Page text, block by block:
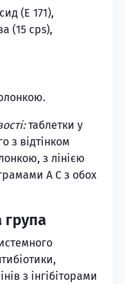
(Е 171),
(15 cps),
таблетки у
з відтінком
з лінією
А С з обох
з інгібіторами